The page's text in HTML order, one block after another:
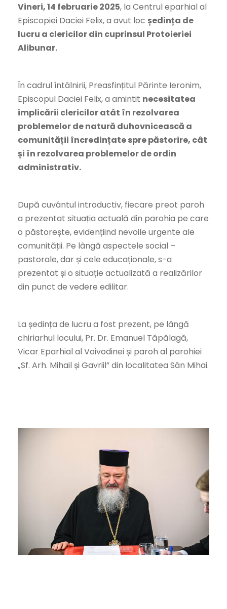
Vineri, 14 februarie 2025, la Centrul eparhial al
Episcopiei Daciei Felix, a avut loc ședința de
lucru a clericilor din cuprinsul Protoieriei
Alibunar.
În cadrul întâlnirii, Preasfințitul Părinte Ieronim,
Episcopul Daciei Felix, a amintit necesitatea
implicării clericilor atât în rezolvarea
problemelor de natură duhovnicească a
comunității încredințate spre păstorire, cât
și în rezolvarea problemelor de ordin
administrativ.
După cuvântul introductiv, fiecare preot paroh
a prezentat situația actuală din parohia pe care
o păstorește, evidențiind nevoile urgente ale
comunității. Pe lângă aspectele social –
pastorale, dar și cele educaționale, s-a
prezentat și o situație actualizată a realizărilor
din punct de vedere edilitar.
La ședința de lucru a fost prezent, pe lângă
chiriarhul locului, Pr. Dr. Emanuel Tăpălagă,
Vicar Eparhial al Voivodinei și paroh al parohiei
„Sf. Arh. Mihail și Gavriil” din localitatea Sân Mihai.